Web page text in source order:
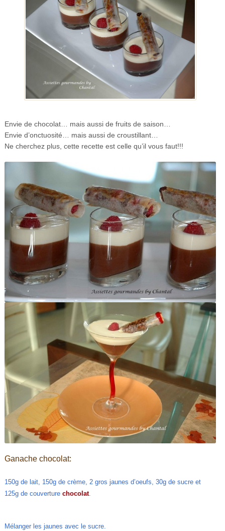
Envie de chocolat… mais aussi de fruits de saison…
Envie d’onctuosité… mais aussi de croustillant…
Ne cherchez plus, cette recette est celle qu’il vous faut!!!
Ganache chocolat:
150g de lait, 150g de crème, 2 gros jaunes d’oeufs, 30g de sucre et
125g de couverture chocolat.
Mélanger les jaunes avec le sucre.